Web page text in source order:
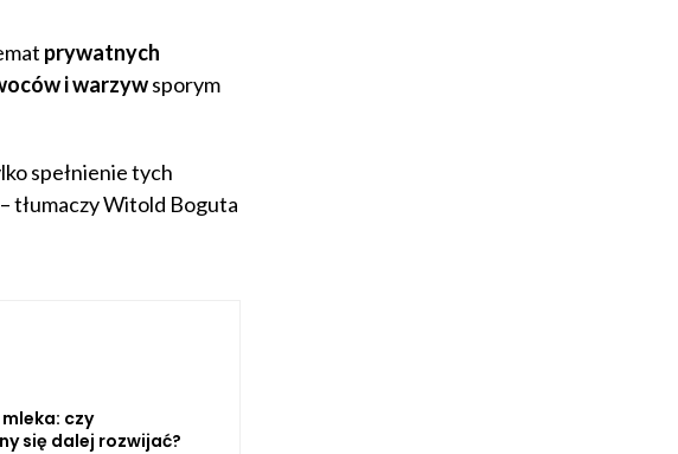
prywatnych
i warzywsporym
spełnienie tych
tłumaczy Witold Boguta
czy
się dalej rozwijać?